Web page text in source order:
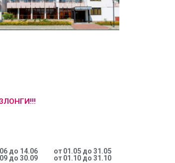
до 14.06
до 30.09
от 01.05 до 31.05
от 01.10 до 31.10